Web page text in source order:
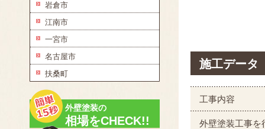
施工データ
工事内容
外壁塗装工事を
岩倉市
江南市
一宮市
名古屋市
扶桑町
外壁塗装の
相場をCHECK!!